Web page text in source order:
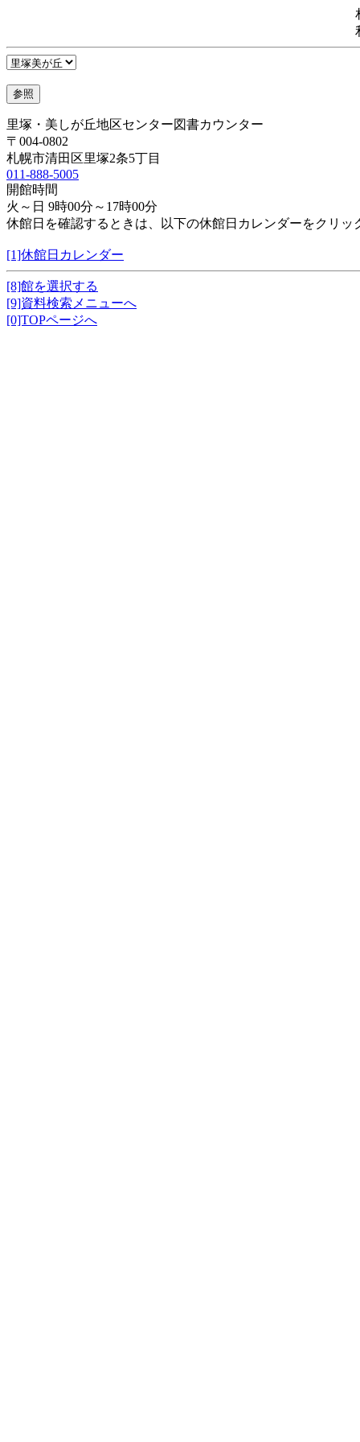
里塚・美しが丘地区センター図書カウンター
〒004-0802
札幌市清田区里塚2条5丁目
011-888-5005
開館時間
火～日 9時00分～17時00分
休館日を確認するときは、以下の休館日カレンダーをクリッ
[1]休館日カレンダー
[8]館を選択する
[9]資料検索メニューへ
[0]TOPページへ